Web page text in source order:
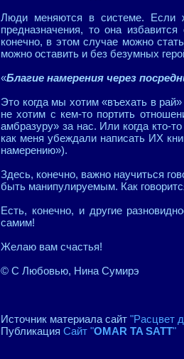
Люди меняются в системе. Если
предназначения, то она
конечно, в этом случае можно
можно оставить и без безумных
«Благие намерения через
Это когда мы хотим «въехать в
не хотим с кем-то портить
амбразуру» за нас. Или когда кто-
как меня убеждали написать ИХ
намерению»).
Здесь, конечно, важно научиться
быть манипулируемым. Как
Есть, конечно, и другие
самим!
Желаю вам счастья!
© С Любовью, Нина Сумирэ
Источник материала сайт "Расцвет
Публикация Сайт "OMAR TA SATT"